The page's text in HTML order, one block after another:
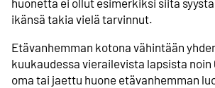
huonetta ei ollut esimerkiksi siitä
ikänsä takia vielä tarvinnut.
Etävanhemman kotona vähintään
kuukaudessa vierailevista lapsista noin
oma tai jaettu huone etävanhemman